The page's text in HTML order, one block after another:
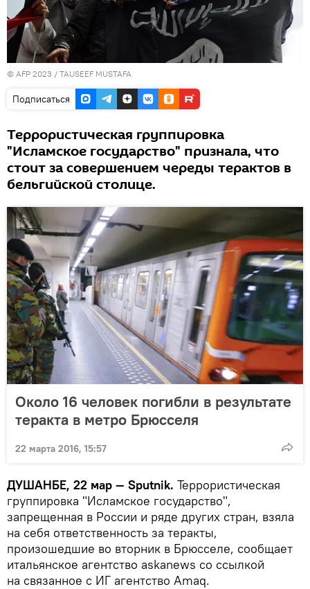
© AFP 2023 / TAUSEEF MUSTAFA
Подписаться
Террористическая группировка
"Исламское государство" признала, что
стоит за совершением череды терактов в
бельгийской столице.
Около 16 человек погибли в результате
теракта в метро Брюсселя
22 марта 2016, 15:57
ДУШАНБЕ, 22 мар — Sputnik. Террористическая
группировка "Исламское государство",
запрещенная в России и ряде других стран, взяла
на себя ответственность за теракты,
произошедшие во вторник в Брюсселе, сообщает
итальянское агентство askanews со ссылкой
на связанное с ИГ агентство Amaq.